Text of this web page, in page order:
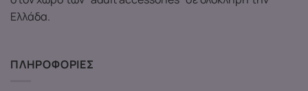
Ελλάδα.
ΠΛΗΡΟΦΟΡΙΕΣ